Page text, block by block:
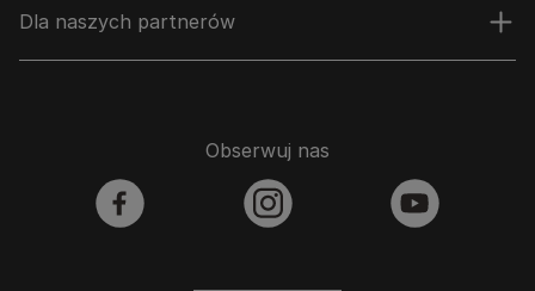
Dla naszych partnerów
Obserwuj nas
facebook instagram youtube